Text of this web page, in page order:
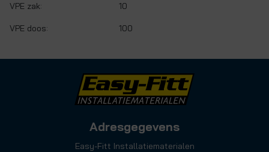
VPE zak: 10
VPE doos: 100
Adresgegevens
Easy-Fitt Installatiematerialen